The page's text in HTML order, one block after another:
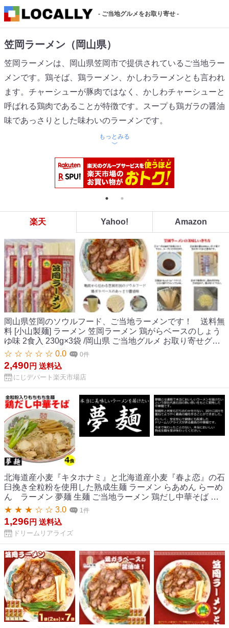
- ご当地グルメをお取り寄せ -
笠岡ラーメン（岡山県）
笠岡ラーメンは、岡山県笠岡市で提供されているご当地ラー
メンです。鶏そば、鶏ラーメン、かしわラーメンとも言われ
ます。チャーシューが豚肉ではなく、かしわチャーシューと
呼ばれる鶏肉であることが特徴です。スープも鶏ガラの醤油
味であっさりとした味わいのラーメンです。
もっとみる
楽天 Yahoo! Amazon
岡山県笠岡のソウルフード、ご当地ラーメンです！ 送料無
料 [小山製麺] ラーメン 笠岡ラーメン 鶏がらベースのしょう
ゆ味 2食入 230g×3袋 /岡山県 ご当地グルメ お取り寄せグル
メ 醤油味 朝ラーメン 朝食 鶏ガラベース 手軽 簡単
☆ ☆ ☆ ☆ ☆ 0.0 0件
2,490 円 送料込
にじデパート楽天市場店
北海道産小麦『キタホナミ』と北海道産小麦『春よ恋』の石
臼挽き全粒粉を使用した熟成生麺 ラーメン らあめん らーめ
ん ラーメン 夢麺 生麺 ご当地ラーメン 鶏だし中華そば 笠
岡ラーメン スープ 生ラーメン 4食セット 生ラーメン 熟成生
麺 110g 4食セット 醤油ラーメン 和風だし 業務用 中華麺 ら
あめん らーめん 中華そば お取り寄せグルメ お取り寄せ イ
ンスタ映え 食品 ポイント消化
★ ★ ★ ☆ ☆ 3.0 1件
1,296 円 送料込
ドリームリアライズ